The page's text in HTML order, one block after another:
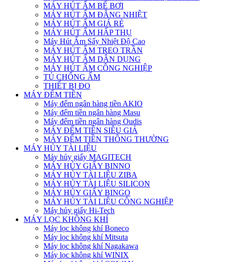
MÁY HÚT ẨM BỂ BƠI
MÁY HÚT ẨM ĐẲNG NHIỆT
MÁY HÚT ẨM GIÁ RẺ
MÁY HÚT ẨM HẤP THỤ
Máy Hút Ẩm Sấy Nhiệt Độ Cao
MÁY HÚT ẨM TREO TRẦN
MÁY HÚT ẨM DÂN DỤNG
MÁY HÚT ẨM CÔNG NGHIỆP
TỦ CHỐNG ẨM
THIẾT BỊ ĐO
MÁY ĐẾM TIỀN
Máy đếm ngân hàng tiền AKIO
Máy đếm tiền ngân hàng Masu
Máy đếm tiền ngân hàng Oudis
MÁY ĐẾM TIỀN SIÊU GIẢ
MÁY ĐẾM TIỀN THÔNG THƯỜNG
MÁY HỦY TÀI LIỆU
Máy hủy giấy MAGITECH
MÁY HỦY GIẤY BINNO
MÁY HỦY TÀI LIỆU ZIBA
MÁY HỦY TÀI LIỆU SILICON
MÁY HỦY GIẤY BINGO
MÁY HỦY TÀI LIỆU CÔNG NGHIỆP
Máy hủy giấy Hi-Tech
MÁY LỌC KHÔNG KHÍ
Máy lọc không khí Boneco
Máy lọc không khí Mitsuta
Máy lọc không khí Nagakawa
Máy lọc không khí WINIX